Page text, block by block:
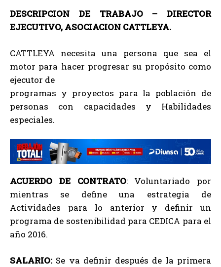
DESCRIPCION DE TRABAJO – DIRECTOR
EJECUTIVO, ASOCIACION CATTLEYA.
CATTLEYA necesita una persona que sea el
motor para hacer progresar su propósito como
ejecutor de
programas y proyectos para la población de
personas con capacidades y Habilidades
especiales.
ACUERDO DE CONTRATO: Voluntariado por
mientras se define una estrategia de
Actividades para lo anterior y definir un
programa de sostenibilidad para CEDICA para el
año 2016.
SALARIO: Se va definir después de la primera